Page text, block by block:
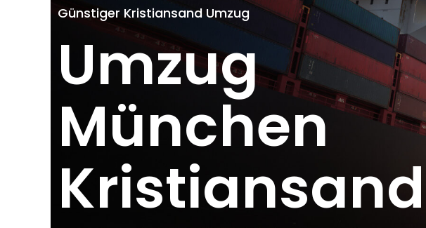
Günstiger Kristiansand Umzug
Umzug
München
Kristiansand